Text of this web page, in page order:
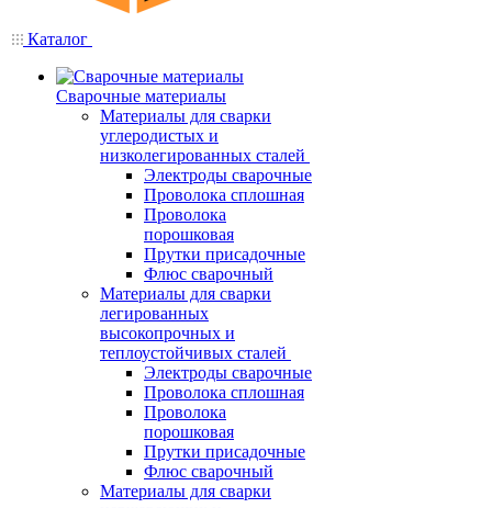
Каталог
Сварочные материалы
Материалы для сварки
углеродистых и
низколегированных сталей
Электроды сварочные
Проволока сплошная
Проволока
порошковая
Прутки присадочные
Флюс сварочный
Материалы для сварки
легированных
высокопрочных и
теплоустойчивых сталей
Электроды сварочные
Проволока сплошная
Проволока
порошковая
Прутки присадочные
Флюс сварочный
Материалы для сварки